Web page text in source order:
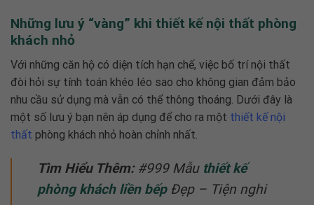
Những lưu ý “vàng” khi thiết kế nội thất phòng
khách nhỏ
Với những căn hộ có diện tích hạn chế, việc bố trí nội thất
đòi hỏi sự tính toán khéo léo sao cho không gian đảm bảo
nhu cầu sử dụng mà vẫn có thể thông thoáng. Dưới đây là
một số lưu ý bạn nên áp dụng để cho ra một thiết kế nội
thất phòng khách nhỏ hoàn chỉnh nhất.
Tìm Hiểu Thêm:#999 Mẫu thiết kế
phòng khách liền bếpĐẹp – Tiện nghi